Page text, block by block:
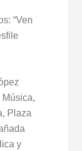
“Ven
Plaza
y